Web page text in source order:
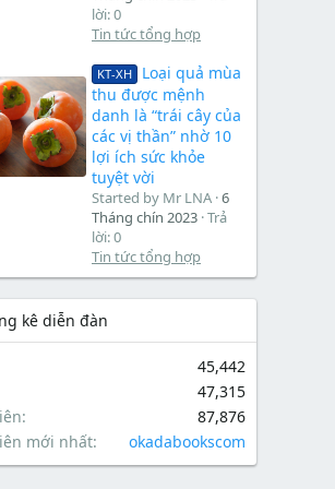
lời: 0
Tin tức tổng hợp
KT-XH
Loại quả mùa
thu được mệnh
danh là “trái cây của
các vị thần” nhờ 10
lợi ích sức khỏe
tuyệt vời
Started by Mr LNA 6
Tháng chín 2023 Trả
lời: 0
Tin tức tổng hợp
kê diễn đàn
45,442
47,315
87,876
mới nhất
okadabookscom